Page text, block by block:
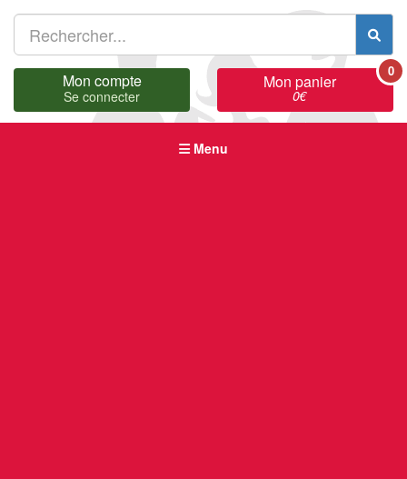
Mon compte
Se connecter
Mon panier
0€
0
Menu